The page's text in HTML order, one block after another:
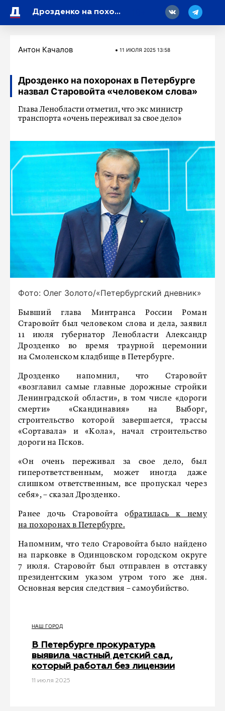
Дрозденко на похоронах в Петербурге назвал Старовойта «человеком слова»
Антон Качалов 11 ИЮЛЯ 2025 13:58
Дрозденко на похоронах в Петербурге
назвал Старовойта «человеком слова»
Глава Ленобласти отметил, что экс министр
транспорта «очень переживал за свое дело»
Фото: Олег Золото/«Петербургский дневник»
Бывший глава Минтранса России Роман
Старовойт был человеком слова и дела, заявил
11 июля губернатор Ленобласти Александр
Дрозденко во время траурной церемонии
на Смоленском кладбище в Петербурге.
Дрозденко напомнил, что Старовойт
«возглавил самые главные дорожные стройки
Ленинградской области», в том числе «дороги
смерти» «Скандинавия» на Выборг,
строительство которой завершается, трассы
«Сортавала» и «Кола», начал строительство
дороги на Псков.
«Он очень переживал за свое дело, был
гиперответственным, может иногда даже
слишком ответственным, все пропускал через
себя», – сказал Дрозденко.
Ранее дочь Старовойта обратилась к нему
на похоронах в Петербурге.
Напомним, что тело Старовойта было найдено
на парковке в Одинцовском городском округе
7 июля. Старовойт был отправлен в отставку
президентским указом утром того же дня.
Основная версия следствия – самоубийство.
НАШ ГОРОД
В Петербурге прокуратура
выявила частный детский сад,
который работал без лицензии
11 июля 2025